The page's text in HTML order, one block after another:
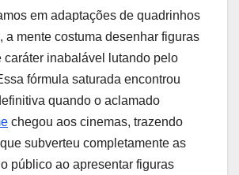
em adaptações de quadrinhos
a mente costuma desenhar figuras
caráter inabalável lutando pelo
fórmula saturada encontrou
quando o aclamado
chegou aos cinemas, trazendo
subverteu completamente as
público ao apresentar figuras